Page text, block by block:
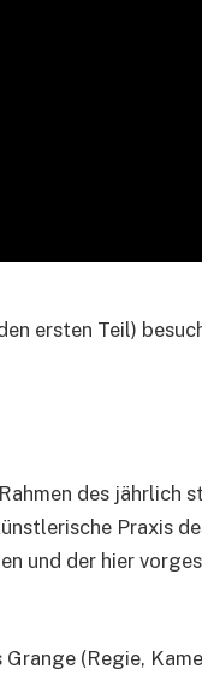
ersten Teil)
des jährlich
Praxis
und der hier
(Regie,